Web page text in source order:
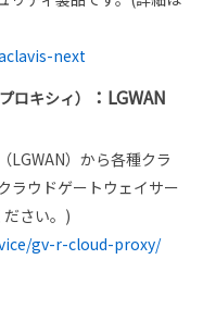
next
ロキシィ）
：LGWAN
LGWAN）から各種クラ
ラウドゲートウェイサー
さい。)
gv-r-cloud-proxy/